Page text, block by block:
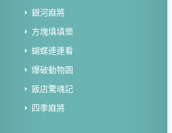
銀河麻將
方塊填填樂
蝴蝶連連看
爆破動物園
飯店驚魂記
四季麻將